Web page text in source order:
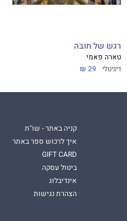
רגש של חובה
טארה פאמי
דיגיטלי 29 ₪
קניה באתר - שו"ת
איך לרכוש ספר באתר
GIFT CARD
ביטול עסקה
אינדיבלוג
הצהרת נגישות